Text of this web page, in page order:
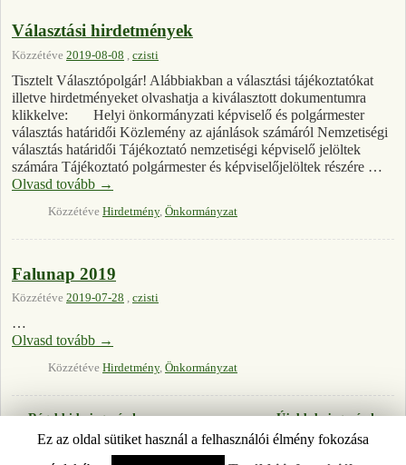
Választási hirdetmények
Közzétéve 2019-08-08 czisti
Tisztelt Választópolgár! Alábbiakban a választási tájékoztatókat
illetve hirdetményeket olvashatja a kiválasztott dokumentumra
klikkelve: Helyi önkormányzati képviselő és polgármester
választás határidői Közlemény az ajánlások számáról Nemzetiségi
választás határidői Tájékoztató nemzetiségi képviselő jelöltek
számára Tájékoztató polgármester és képviselőjelöltek részére …
Olvasd tovább →
Közzétéve Hirdetmény, Önkormányzat
Falunap 2019
Közzétéve 2019-07-28 , czisti
…
Olvasd tovább →
Közzétéve Hirdetmény, Önkormányzat
Bejegyzés navigáció
←Régebbi bejegyzések Újabb bejegyzések→
Ez az oldal sütiket használ a felhasználói élmény fokozása